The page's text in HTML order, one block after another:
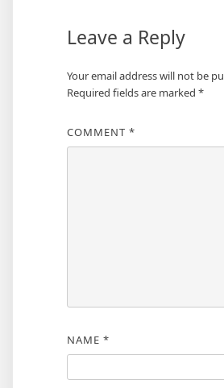
Leave a Reply
Your email address will not be
Required fields are marked *
COMMENT *
NAME *